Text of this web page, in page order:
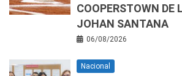
COOPERSTOWN DE
JOHAN SANTANA
06/08/2026
Nacional